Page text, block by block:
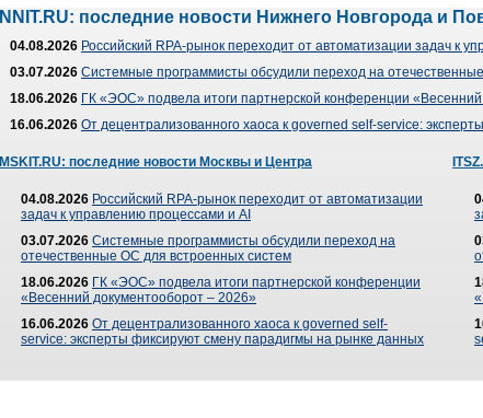
NNIT.RU: последние новости Нижнего Новгорода и
04.08.2026 Российский RPA-рынок переходит от автоматизации задач к
03.07.2026 Системные программисты обсудили переход на
18.06.2026 ГК «ЭОС» подвела итоги партнерской конференции
16.06.2026 От децентрализованного хаоса к governed self-service:
MSKIT.RU: последние новости Москвы и Центра
04.08.2026 Российский RPA-рынок переходит от автоматизации
задач к управлению процессами и AI
03.07.2026 Системные программисты обсудили переход на
отечественные ОС для встроенных систем
18.06.2026 ГК «ЭОС» подвела итоги партнерской конференции
«Весенний документооборот – 2026»
16.06.2026 От децентрализованного хаоса к governed self-
service: эксперты фиксируют смену парадигмы на рынке данных